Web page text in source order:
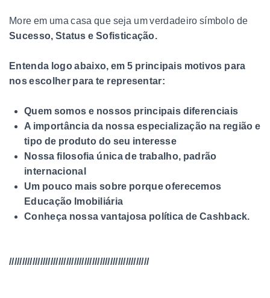
More em uma casa que seja um verdadeiro símbolo de
Sucesso, Status e Sofisticação.
Entenda logo abaixo, em 5 principais motivos para
nos escolher para te representar:
Quem somos e nossos principais diferenciais
A importância da nossa especialização na região e
tipo de produto do seu interesse
Nossa filosofia única de trabalho, padrão
internacional
Um pouco mais sobre porque oferecemos
Educação Imobiliária
Conheça nossa vantajosa política de Cashback.
//////////////////////////////////////////////////////